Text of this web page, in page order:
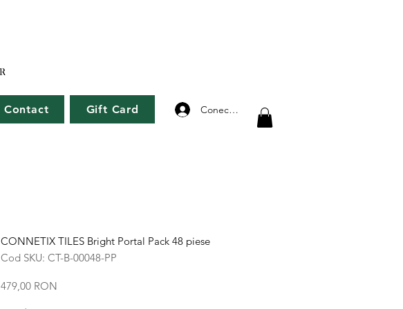
Contact Gift Card Conectează-te
CONNETIX TILES Bright Portal Pack 48 piese
Cod SKU: CT-B-00048-PP
479,00 RON